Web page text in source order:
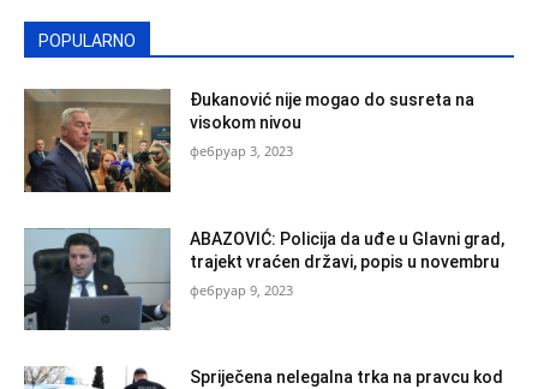
POPULARNO
Đukanović nije mogao do susreta na
visokom nivou
фебруар 3, 2023
ABAZOVIĆ: Policija da uđe u Glavni grad,
trajekt vraćen državi, popis u novembru
фебруар 9, 2023
Spriječena nelegalna trka na pravcu kod